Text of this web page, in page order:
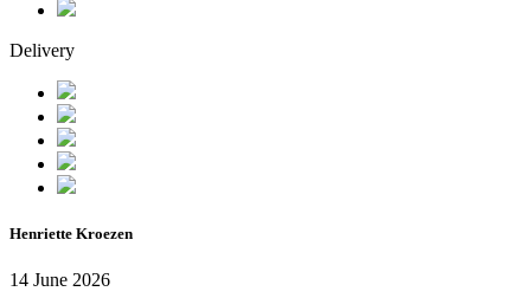
Delivery
Henriette Kroezen
14 June 2026